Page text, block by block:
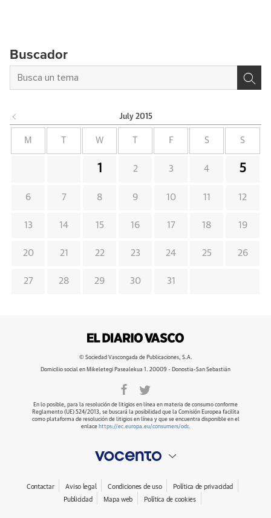
Buscador
July 2015
M W F S S
1 2 3 4 5
6 7 8 9 10 11 12
13 14 15 16 17 18 19
20 21 22 23 24 25 26
27 28 29 30 31
© Sociedad Vascongada de Publicaciones, S.A.
Domicilio social en Mikeletegi Pasealekua 1. 20009 - Donostia-San Sebastián
En lo posible, para la resolución de litigios en línea en materia de consumo conforme
Reglamento (UE) 524/2013, se buscará la posibilidad que la Comisión Europea facilita
como plataforma de resolución de litigios en línea y que se encuentra disponible en el
enlace https://ec.europa.eu/consumers/odr.
Contactar Aviso legal Condiciones de uso
Política de privacidad
Publicidad
Mapa web Política de cookies